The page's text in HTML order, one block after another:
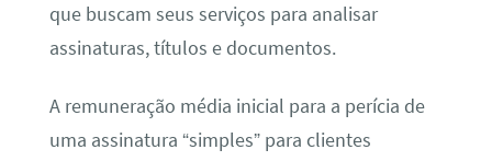
que buscam seus serviços para analisar
assinaturas, títulos e documentos.
A remuneração média inicial para a perícia de
uma assinatura “simples” para clientes